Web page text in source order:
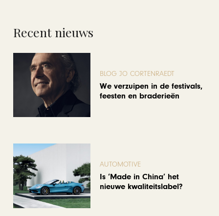
Recent nieuws
BLOG JO CORTENRAEDT
We verzuipen in de festivals,
feesten en braderieën
AUTOMOTIVE
Is ‘Made in China’ het
nieuwe kwaliteitslabel?